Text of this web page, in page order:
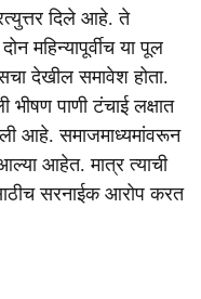
दिले आहे. ते
महिन्यापूर्वीच या पूल
देखील समावेश होता.
भीषण पाणी टंचाई लक्षात
आहे. समाजमाध्यमांवरून
आल्या आहेत. मात्र त्याची
सरनाईक आरोप करत